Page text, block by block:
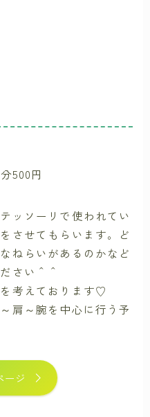
500円
ッソーリで使われてい
させてもらいます。ど
ねらいがあるのかなど
さい＾＾
考えております♡
肩～腕を中心に行う予
ージ